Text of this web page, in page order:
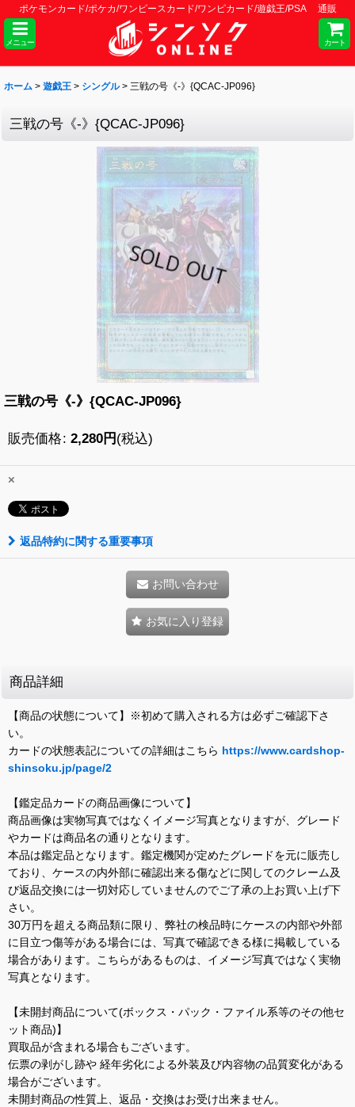
ポケモンカード/ポケカ/ワンピースカード/ワンピカード/遊戯王/PSA 通販
メニュー カート
ホーム > 遊戯王 > シングル > 三戦の号《-》{QCAC-JP096}
三戦の号《-》{QCAC-JP096}
三戦の号《-》{QCAC-JP096}
販売価格: 2,280円 (税込)
×
返品特約に関する重要事項
お問い合わせ
お気に入り登録
商品詳細
【商品の状態について】※初めて購入される方は必ずご確認下さ
い。
カードの状態表記についての詳細はこちら https://www.cardshop-
shinsoku.jp/page/2
【鑑定品カードの商品画像について】
商品画像は実物写真ではなくイメージ写真となりますが、グレード
やカードは商品名の通りとなります。
本品は鑑定品となります。鑑定機関が定めたグレードを元に販売し
ており、ケースの内外部に確認出来る傷などに関してのクレーム及
び返品交換には一切対応していませんのでご了承の上お買い上げ下
さい。
30万円を超える商品類に限り、弊社の検品時にケースの内部や外部
に目立つ傷等がある場合には、写真で確認できる様に掲載している
場合があります。こちらがあるものは、イメージ写真ではなく実物
写真となります。
【未開封商品について(ボックス・パック・ファイル系等のその他セ
ット商品)】
買取品が含まれる場合もございます。
伝票の剥がし跡や 経年劣化による外装及び内容物の品質変化がある
場合がございます。
未開封商品の性質上、返品・交換はお受け出来ません。